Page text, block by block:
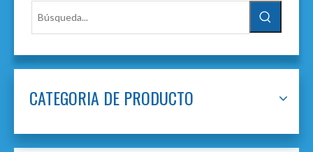
CATEGORIA DE PRODUCTO